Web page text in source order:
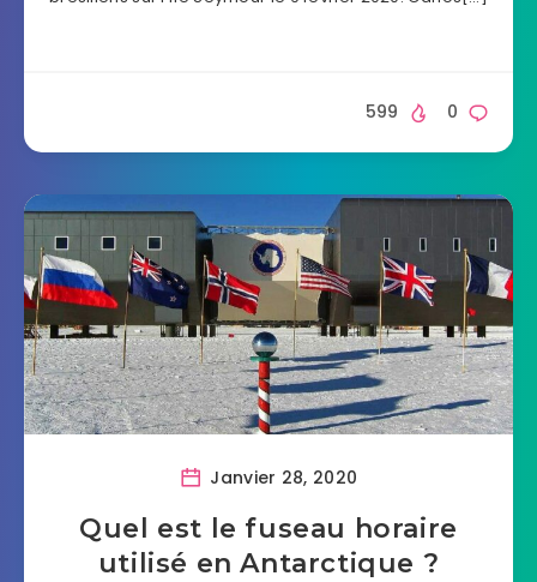
0
599
Janvier 28, 2020
Quel est le fuseau horaire
utilisé en Antarctique ?